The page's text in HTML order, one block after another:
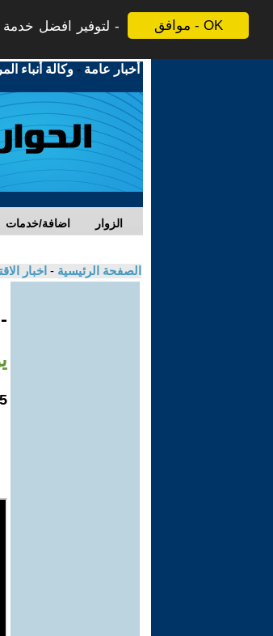
موافق - OK
لتوفير افضل خدمة
أخبار عامة -وكالة أنباء
اضافة/خدمات الزوار
الصفحة الرئيسية - اخبار